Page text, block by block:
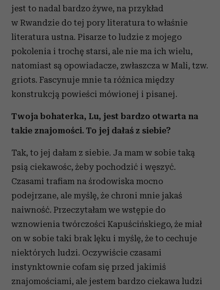
jest to nadal bardzo żywe, na przykład
w Rwandzie do tej pory literatura to właśnie
literatura ustna. Pisarze to ludzie z mojego
pokolenia i trochę starsi, ale nie ma ich wielu,
natomiast są opowiadacze, zwłaszcza w Mali, tzw.
griots. Fascynuje mnie ta różnica między
konstrukcją powieści mówionej i pisanej.
Twoja bohaterka, Lu, jest bardzo otwarta na
takie znajomości. To jej dałaś z siebie?
Tak, to jej dałam z siebie. Ja mam w sobie taką
psią ciekawośc, żeby pochodzić i węszyć.
Czasami trafiam na środowiska mocno
podejrzane, ale myślę, że chroni mnie jakaś
naiwność. Przeczytałam we wstępie do
wznowienia twórczości Kapuścińskiego, że miał
on w sobie taki brak lęku i myślę, że to cechuje
niektórych ludzi. Oczywiście czasami
instynktownie cofam się przed jakimiś
znajomościami, ale jestem bardzo ciekawa ludzi